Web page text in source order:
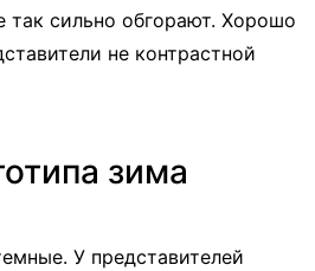
так сильно обгорают. Хорошо
не контрастной
зима
У представителей